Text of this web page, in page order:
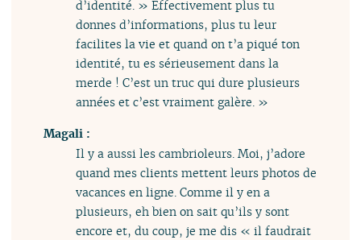
d’identité. » Effectivement plus tu
donnes d’informations, plus tu leur
facilites la vie et quand on t’a piqué ton
identité, tu es sérieusement dans la
merde ! C’est un truc qui dure plusieurs
années et c’est vraiment galère. »
Magali :
Il y a aussi les cambrioleurs. Moi, j’adore
quand mes clients mettent leurs photos de
vacances en ligne. Comme il y en a
plusieurs, eh bien on sait qu’ils y sont
encore et, du coup, je me dis « il faudrait